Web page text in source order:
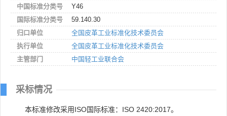
中国标准分类号
Y46
国际标准分类号
59.140.30
归口单位
全国皮革工业标准化技术委员会
执行单位
全国皮革工业标准化技术委员会
主管部门
中国轻工业联合会
采标情况
本标准修改采用ISO国际标准：ISO 2420:2017。